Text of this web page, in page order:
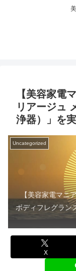
【美容家電
リアージュ
浄器）」を
Uncategorized
【美容家電マニ
ボディフレグラン
X